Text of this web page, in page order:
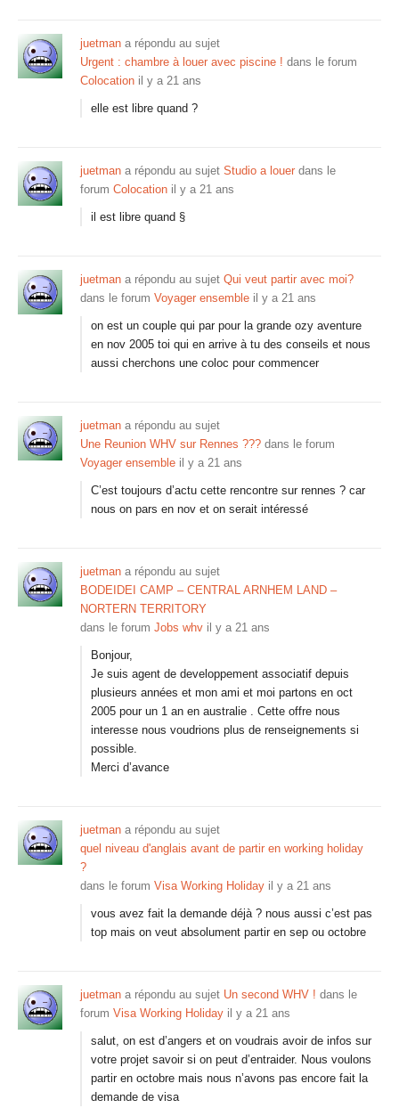
juetman a répondu au sujet
Urgent : chambre à louer avec piscine ! dans le forum
Colocation il y a 21 ans
elle est libre quand ?
juetman a répondu au sujet Studio a louer dans le
forum Colocation il y a 21 ans
il est libre quand §
juetman a répondu au sujet Qui veut partir avec moi?
dans le forum Voyager ensemble il y a 21 ans
on est un couple qui par pour la grande ozy aventure
en nov 2005 toi qui en arrive à tu des conseils et nous
aussi cherchons une coloc pour commencer
juetman a répondu au sujet
Une Reunion WHV sur Rennes ??? dans le forum
Voyager ensemble il y a 21 ans
C’est toujours d’actu cette rencontre sur rennes ? car
nous on pars en nov et on serait intéressé
juetman a répondu au sujet
BODEIDEI CAMP – CENTRAL ARNHEM LAND –
NORTERN TERRITORY
dans le forum Jobs whv il y a 21 ans
Bonjour,
Je suis agent de developpement associatif depuis
plusieurs années et mon ami et moi partons en oct
2005 pour un 1 an en australie . Cette offre nous
interesse nous voudrions plus de renseignements si
possible.
Merci d’avance
juetman a répondu au sujet
quel niveau d'anglais avant de partir en working holiday
?
dans le forum Visa Working Holiday il y a 21 ans
vous avez fait la demande déjà ? nous aussi c’est pas
top mais on veut absolument partir en sep ou octobre
juetman a répondu au sujet Un second WHV ! dans le
forum Visa Working Holiday il y a 21 ans
salut, on est d’angers et on voudrais avoir de infos sur
votre projet savoir si on peut d’entraider. Nous voulons
partir en octobre mais nous n’avons pas encore fait la
demande de visa